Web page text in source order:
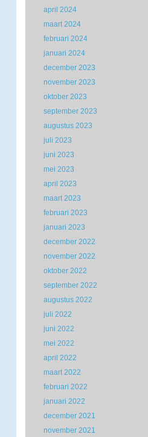
april 2024
maart 2024
februari 2024
januari 2024
december 2023
november 2023
oktober 2023
september 2023
augustus 2023
juli 2023
juni 2023
mei 2023
april 2023
maart 2023
februari 2023
januari 2023
december 2022
november 2022
oktober 2022
september 2022
augustus 2022
juli 2022
juni 2022
mei 2022
april 2022
maart 2022
februari 2022
januari 2022
december 2021
november 2021